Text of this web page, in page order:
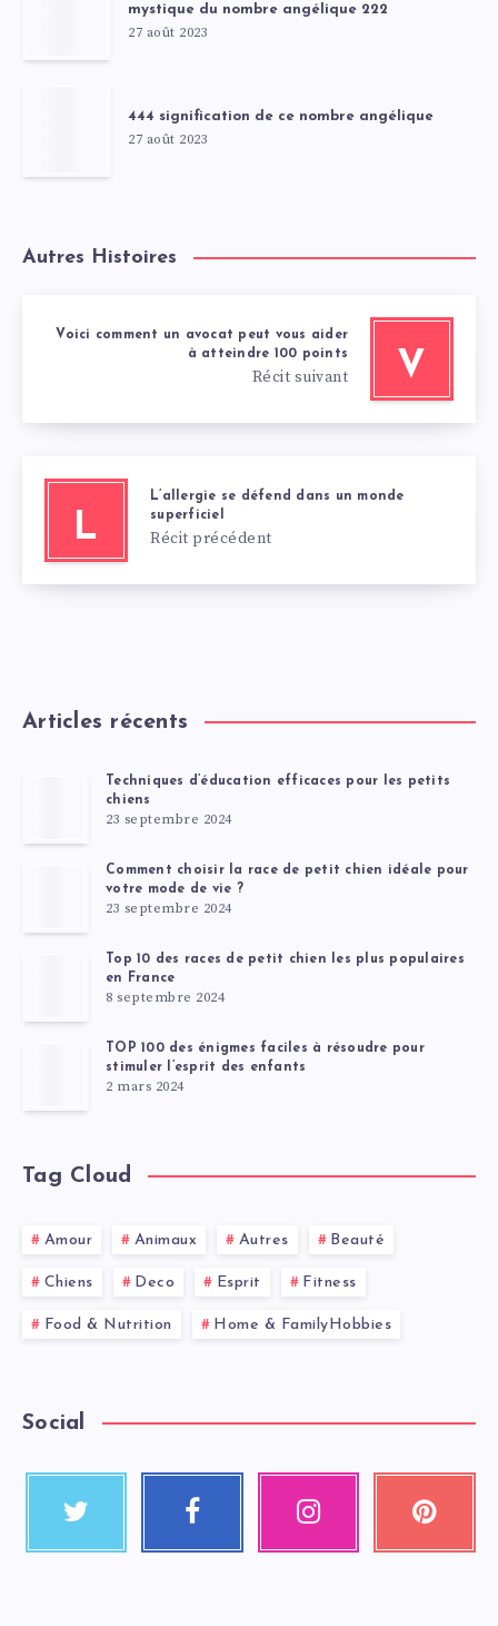
mystique du nombre angélique 222
27 août 2023
444 signification de ce nombre angélique
27 août 2023
Autres Histoires
V
Voici comment un avocat peut vous aider
à atteindre 100 points
Récit suivant
L
L’allergie se défend dans un monde
superficiel
Récit précédent
Articles récents
Techniques d’éducation efficaces pour les petits
chiens
23 septembre 2024
Comment choisir la race de petit chien idéale pour
votre mode de vie ?
23 septembre 2024
Top 10 des races de petit chien les plus populaires
en France
8 septembre 2024
TOP 100 des énigmes faciles à résoudre pour
stimuler l’esprit des enfants
2 mars 2024
Tag Cloud
Amour Animaux Autres Beauté
Chiens Deco Esprit Fitness
Food & Nutrition Home & FamilyHobbies
Social